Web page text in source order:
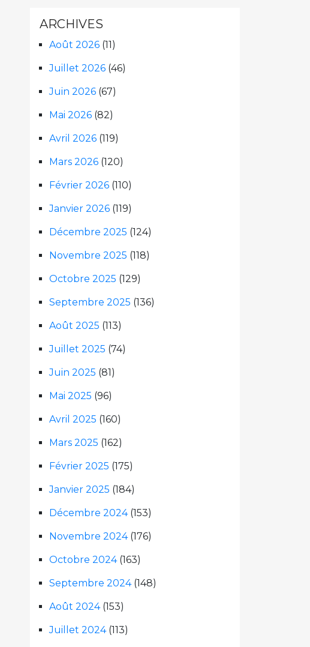
ARCHIVES
Août 2026 (11)
Juillet 2026 (46)
Juin 2026 (67)
Mai 2026 (82)
Avril 2026 (119)
Mars 2026 (120)
Février 2026 (110)
Janvier 2026 (119)
Décembre 2025 (124)
Novembre 2025 (118)
Octobre 2025 (129)
Septembre 2025 (136)
Août 2025 (113)
Juillet 2025 (74)
Juin 2025 (81)
Mai 2025 (96)
Avril 2025 (160)
Mars 2025 (162)
Février 2025 (175)
Janvier 2025 (184)
Décembre 2024(153)
Novembre 2024(176)
Octobre 2024(163)
Septembre 2024(148)
Août 2024(153)
Juillet 2024(113)